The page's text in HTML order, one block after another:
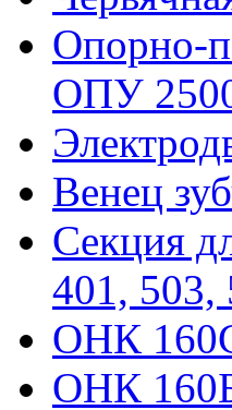
Опорно-
ОПУ
Венец
Секция
401, 503,
ОНК
ОНК